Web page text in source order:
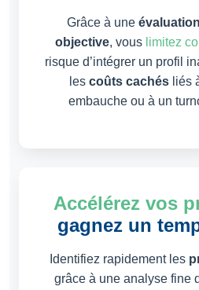
Grâce à une
objective, vous limitez
risque d’intégrer un profil
les coûts cachésliés
embauche ou à un
Accélérez vos
gagnez un
Identifiez rapidement les
grâce à une analyse fine